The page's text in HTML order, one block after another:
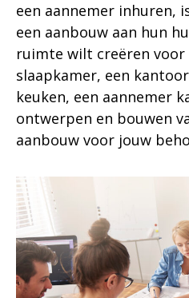
een aannemer inhuren,
een aanbouw aan hun
ruimte wilt creëren voor
slaapkamer, een
keuken, een aannemer
ontwerpen en bouwen
aanbouw voor jouw